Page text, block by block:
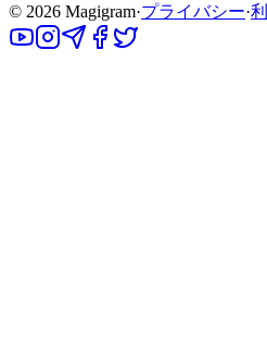
© 2026 Magigram·プライバシー·